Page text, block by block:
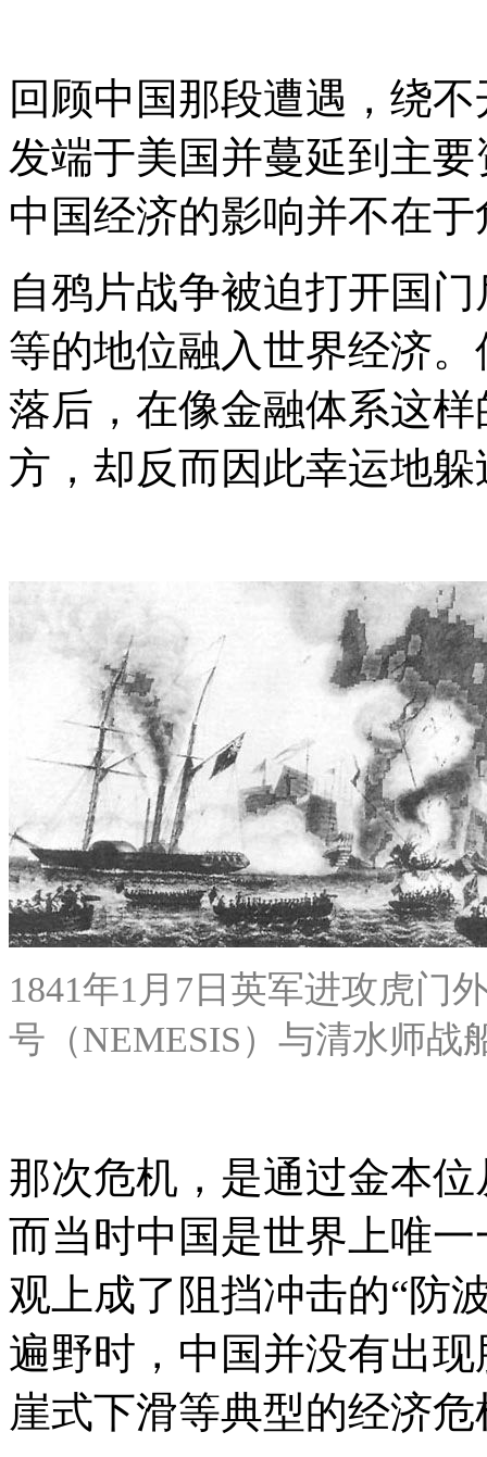
回顾中国那段遭遇，绕
发端于美国并蔓延到主
中国经济的影响并不在
自鸦片战争被迫打开国
等的地位融入世界经济
落后，在像金融体系这
方，却反而因此幸运地
1841年1月7日英军进攻虎门
号（NEMESIS）与清水师战
那次危机，是通过金本
而当时中国是世界上唯
观上成了阻挡冲击的“防
遍野时，中国并没有出
崖式下滑等典型的经济